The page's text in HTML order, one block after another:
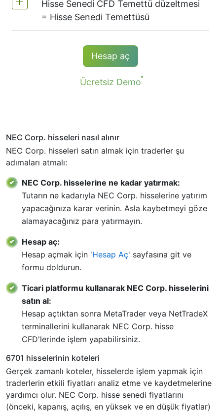
senedi CFD'leri sunuyoruz -NYSE |
Nasdaq(ABD),Xetra(Almanya),
(İngiltere),ASX(Avustralya),TSX(Kanada),
(Hong Kong),TSE(Japonya).
1 hisse senedi başına komisyon - 0.15%
Minimum komisyon (NetTradeX, MT4
Minimum komisyon (MT5 hesapları) - 1
Hisse Senedi CFD Temettü düzeltmesi
= Hisse Senedi Temettüsü
Açık CFD pozisyonu olanlar temettü
ödemesi mıktarına eşit temettü alıyor.
Tahakkuk edilen olumlu temettü
">
Daha detaylı bilgi "Temettü tarihleri"
tablosunda bulunur.".
Hesap aç
Ücretsiz Demo
NEC Corp. hisseleri nasıl alınır
NEC Corp. hisseleri satın almak için traderler şu
adımaları atmalı:
NEC Corp. hisselerine ne kadar yatırmak:
Tutarın ne kadarıyla NEC Corp. hisselerine yatırım
yapacağınıza karar verinin. Asla kaybetmeyi göze
alamayacağınız para yatırmayın.
Hesap aç:
Hesap açmak için 'Hesap Aç' sayfasına git ve
formu doldurun.
Ticari platformu kullanarak NEC Corp. hisselerini
satın al:
Hesap açtıktan sonra MetaTrader veya NetTradeX
terminallerini kullanarak NEC Corp. hisse
CFD'lerinde işlem yapabilirsiniz.
6701 hisselerinin koteleri
Gerçek zamanlı koteler, hisselerde işlem yapmak için
traderlerin etkili fiyatları analiz etme ve kaydetmelerine
yardımcı olur. NEC Corp. hisse senedi fiyatlarını
(önceki, kapanış, açılış, en yüksek ve en düşük fiyatlar)